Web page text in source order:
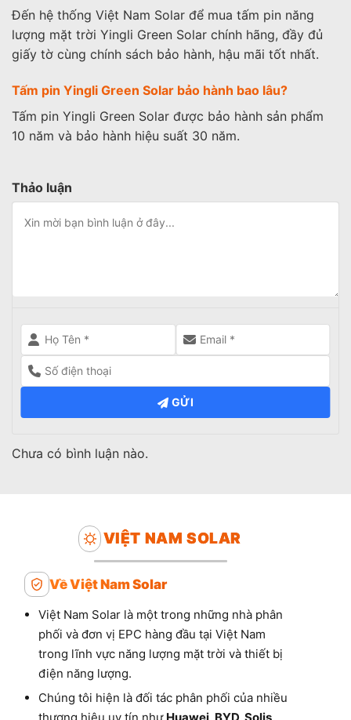
Đến hệ thống Việt Nam Solar để mua tấm pin năng
lượng mặt trời Yingli Green Solar chính hãng, đầy đủ
giấy tờ cùng chính sách bảo hành, hậu mãi tốt nhất.
Tấm pin Yingli Green Solar bảo hành bao lâu?
Tấm pin Yingli Green Solar được bảo hành sản phẩm
10 năm và bảo hành hiệu suất 30 năm.
Thảo luận
GỬI
Chưa có bình luận nào.
VIỆT NAM SOLAR
Về Việt Nam Solar
Việt Nam Solar là một trong những nhà phân
phối và đơn vị EPC hàng đầu tại Việt Nam
trong lĩnh vực năng lượng mặt trời và thiết bị
điện năng lượng.
Chúng tôi hiện là đối tác phân phối của nhiều